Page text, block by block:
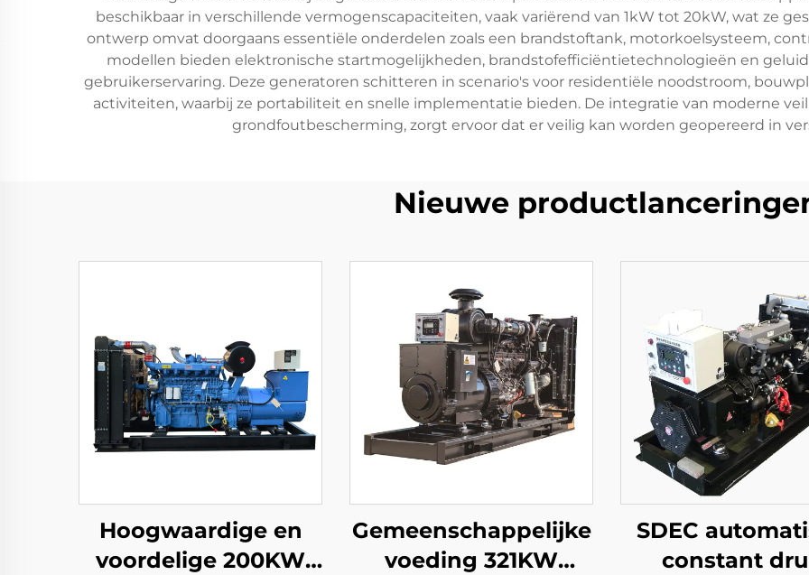
beschikbaar in verschillende vermogenscapaciteiten, vaak variërend van 1kW tot 20kW, wat ze
ontwerp omvat doorgaans essentiële onderdelen zoals een brandstoftank, motorkoelsysteem,
modellen bieden elektronische startmogelijkheden, brandstofefficiëntietechnologieën en
gebruikerservaring. Deze generatoren schitteren in scenario's voor residentiële noodstroom,
activiteiten, waarbij ze portabiliteit en snelle implementatie bieden. De integratie van moderne
grondfoutbescherming, zorgt ervoor dat er veilig kan worden geopereerd in
Nieuwe
Hoogwaardige en
voordelige 200KW
Gemeenschappelijke
voeding 321KW
SDEC
constant